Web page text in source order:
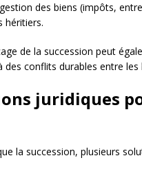
des biens (impôts,
héritiers.
de la succession peut
conflits durables entre les
juridiques
la succession, plusieurs